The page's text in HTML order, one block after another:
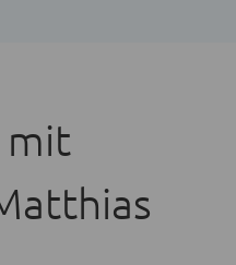
mit